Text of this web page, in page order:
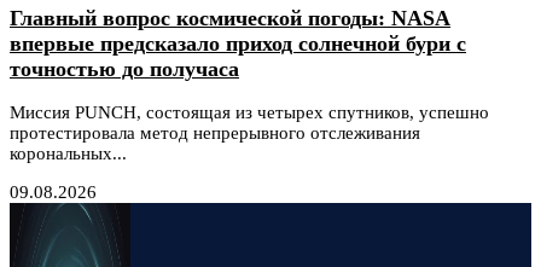
Главный вопрос космической погоды: NASA
впервые предсказало приход солнечной бури с
точностью до получаса
Миссия PUNCH, состоящая из четырех спутников, успешно
протестировала метод непрерывного отслеживания
корональных...
09.08.2026